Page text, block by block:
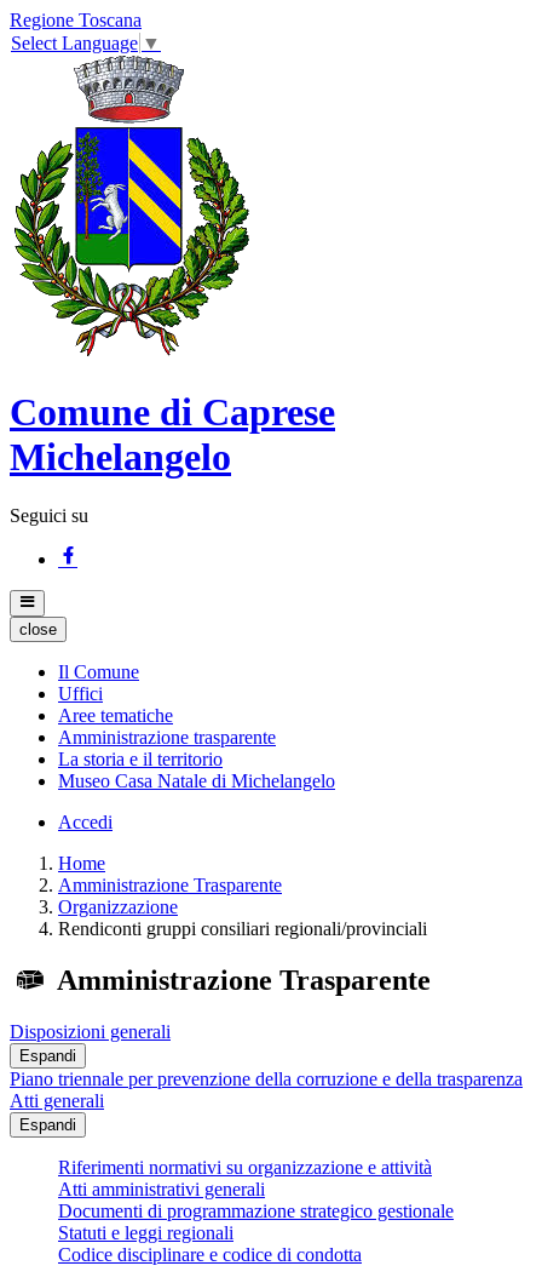
Regione Toscana
Select Language ▼
Comune di Caprese
Michelangelo
Seguici su
close
Il Comune
Uffici
Aree tematiche
Amministrazione trasparente
La storia e il territorio
Museo Casa Natale di Michelangelo
Accedi
Home
Amministrazione Trasparente
Organizzazione
Rendiconti gruppi consiliari regionali/provinciali
Amministrazione Trasparente
Disposizioni generali
Espandi
Piano triennale per prevenzione della corruzione e della trasparenza
Atti generali
Espandi
Riferimenti normativi su organizzazione e attività
Atti amministrativi generali
Documenti di programmazione strategico gestionale
Statuti e leggi regionali
Codice disciplinare e codice di condotta